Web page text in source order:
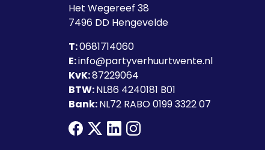
Het Wegereef 38
7496 DD Hengevelde
T:0681714060
E:info@partyverhuurtwente.nl
KvK:87229064
BTW:NL86 4240181 B01
Bank:NL72 RABO 0199 3322 07
facebook
twitterlinkedininstagram